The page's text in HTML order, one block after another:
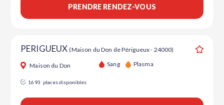
PRENDRE RENDEZ-VOUS
PERIGUEUX(Maison du Don de Périgueux - 24000)
Maison du Don Sang Plasma
1693 places disponibles